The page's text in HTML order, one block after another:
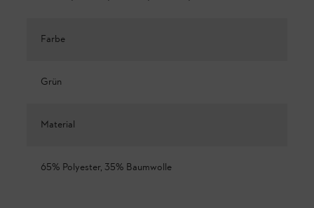
Farbe
Grün
Material
65% Polyester, 35% Baumwolle